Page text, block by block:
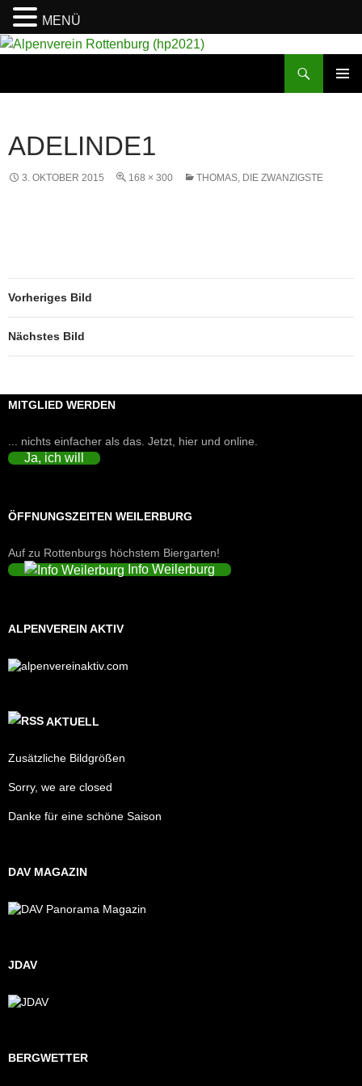
ADELINDE1
3. OKTOBER 2015 168 × 300 THOMAS, DIE ZWANZIGSTE
Vorheriges Bild
Nächstes Bild
MITGLIED WERDEN
... nichts einfacher als das. Jetzt, hier und online.
Ja, ich will
ÖFFNUNGSZEITEN WEILERBURG
Auf zu Rottenburgs höchstem Biergarten!
Info Weilerburg
ALPENVEREIN AKTIV
AKTUELL
Zusätzliche Bildgrößen
Sorry, we are closed
Danke für eine schöne Saison
DAV MAGAZIN
JDAV
BERGWETTER
MENÜ